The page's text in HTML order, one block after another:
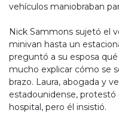
vehículos maniobraban
Nick Sammons sujetó el
minivan hasta un
preguntó a su esposa
mucho explicar cómo se
brazo. Laura, abogada y
estadounidense, protestó
hospital, pero él insistió.